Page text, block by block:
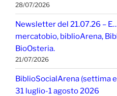
28/07/2026
Newsletter del 21.07.26 –
mercatobio, biblioArena,
BioOsteria.
21/07/2026
BiblioSocialArena (settima
31 luglio-1 agosto 2026